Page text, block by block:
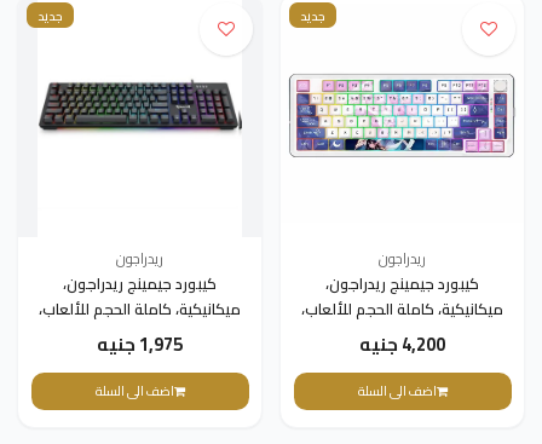
جديد
ريدراجون
كيبورد جيمينج ريدراجون،
ميكانيكية، كاملة الحجم للألعاب،
سلكية بإضاءة K681 ACG
4,200 جنيه
اضف الى السلة
جديد
ريدراجون
كيبورد جيمينج ريدراجون،
ميكانيكية، كاملة الحجم للألعاب،
سلكية بإضاءة K679، RGB - أسود
1,975 جنيه
اضف الى السلة